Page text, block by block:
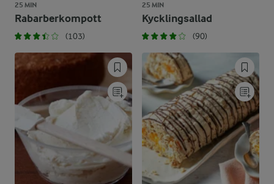
25 MIN
Rabarberkompott
(103)
25 MIN
Kycklingsallad
(90)